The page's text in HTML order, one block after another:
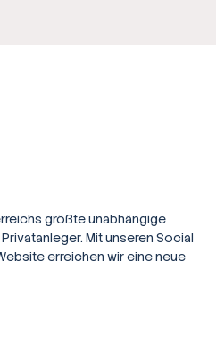
größte unabhängige
Mit unseren Social
erreichen wir eine neue